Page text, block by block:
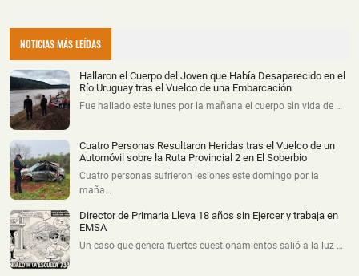
NOTICIAS MÁS LEÍDAS
Hallaron el Cuerpo del Joven que Había Desaparecido en el
Río Uruguay tras el Vuelco de una Embarcación
Fue hallado este lunes por la mañana el cuerpo sin vida de …
Cuatro Personas Resultaron Heridas tras el Vuelco de un
Automóvil sobre la Ruta Provincial 2 en El Soberbio
Cuatro personas sufrieron lesiones este domingo por la
maña…
Director de Primaria Lleva 18 años sin Ejercer y trabaja en
EMSA
Un caso que genera fuertes cuestionamientos salió a la luz …